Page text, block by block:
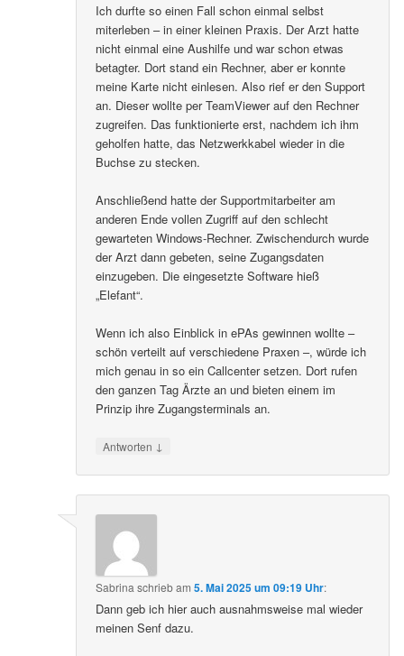
Ich durfte so einen Fall schon einmal selbst
miterleben – in einer kleinen Praxis. Der Arzt hatte
nicht einmal eine Aushilfe und war schon etwas
betagter. Dort stand ein Rechner, aber er konnte
meine Karte nicht einlesen. Also rief er den Support
an. Dieser wollte per TeamViewer auf den Rechner
zugreifen. Das funktionierte erst, nachdem ich ihm
geholfen hatte, das Netzwerkkabel wieder in die
Buchse zu stecken.
Anschließend hatte der Supportmitarbeiter am
anderen Ende vollen Zugriff auf den schlecht
gewarteten Windows-Rechner. Zwischendurch wurde
der Arzt dann gebeten, seine Zugangsdaten
einzugeben. Die eingesetzte Software hieß
„Elefant“.
Wenn ich also Einblick in ePAs gewinnen wollte –
schön verteilt auf verschiedene Praxen –, würde ich
mich genau in so ein Callcenter setzen. Dort rufen
den ganzen Tag Ärzte an und bieten einem im
Prinzip ihre Zugangsterminals an.
Antworten ↓
Sabrinaschriebam5. Mai 2025 um 09:19 Uhr:
Dann geb ich hier auch ausnahmsweise mal wieder
meinen Senf dazu.